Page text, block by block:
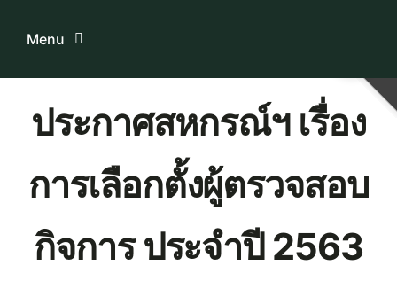
Menu
Home
ระบบบริการสมาชิก
ประกาศสหกรณ์ฯ เรื่อง
การเลือกตั้งผู้ตรวจสอบ
กิจการ ประจำปี 2563